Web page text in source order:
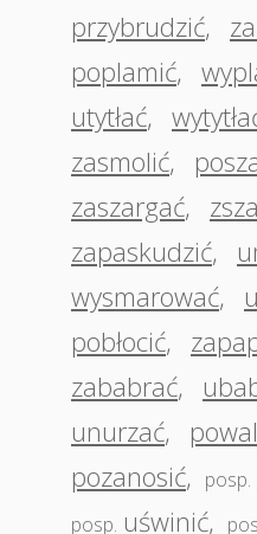
przybrudzić,
poplamić,
utytłać,
zasmolić,
zaszargać,
zapaskudzić,
wysmarować,
pobłocić,
zababrać,
unurzać,
pozanosić, posp.
posp. uświnić,